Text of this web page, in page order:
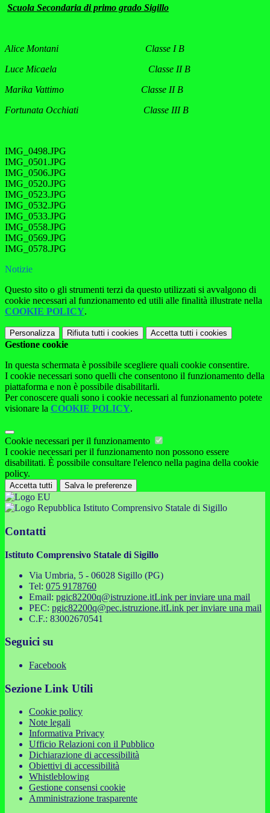
Scuola Secondaria di primo grado Sigillo
Alice Montani Classe I B
Luce Micaela Classe II B
Marika Vattimo Classe II B
Fortunata Occhiati Classe III B
IMG_0498.JPG
IMG_0501.JPG
IMG_0506.JPG
IMG_0520.JPG
IMG_0523.JPG
IMG_0532.JPG
IMG_0533.JPG
IMG_0558.JPG
IMG_0569.JPG
IMG_0578.JPG
Notizie
Questo sito o gli strumenti terzi da questo utilizzati si avvalgono di
cookie necessari al funzionamento ed utili alle finalità illustrate nella
COOKIE POLICY.
Personalizza Rifiuta tutti i cookies Accetta tutti i cookies
Gestione cookie
In questa schermata è possibile scegliere quali cookie consentire.
I cookie necessari sono quelli che consentono il funzionamento della
piattaforma e non è possibile disabilitarli.
Per conoscere quali sono i cookie necessari al funzionamento potete
visionare la COOKIE POLICY.
Cookie necessari per il funzionamento
I cookie necessari per il funzionamento non possono essere
disabilitati. È possibile consultare l'elenco nella pagina della cookie
policy.
Accetta tutti Salva le preferenze
Istituto Comprensivo Statale di Sigillo
Contatti
Istituto Comprensivo Statale di Sigillo
Via Umbria, 5 - 06028 Sigillo (PG)
Tel: 075 9178760
Email: pgic82200q@istruzione.itLink per inviare una mail
PEC: pgic82200q@pec.istruzione.itLink per inviare una mail
C.F.: 83002670541
Seguici su
Facebook
Sezione Link Utili
Cookie policy
Note legali
Informativa Privacy
Ufficio Relazioni con il Pubblico
Dichiarazione di accessibilità
Obiettivi di accessibilità
Whistleblowing
Gestione consensi cookie
Amministrazione trasparente